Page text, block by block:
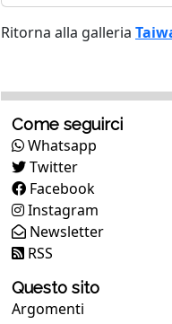
Ritorna alla galleria
Come seguirci
Whatsapp
Twitter
Facebook
Instagram
Newsletter
RSS
Questo sito
Argomenti